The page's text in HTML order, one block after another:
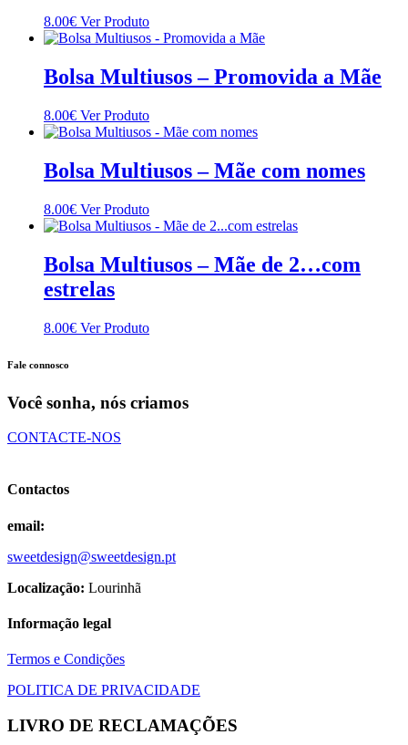
8.00€ Ver ProdutoThis
product
multiple
variants.
options
may
chosen
on
product
page
Bolsa Multiusos – Promovida a Mãe
8.00€ Ver ProdutoThis
product
multiple
variants.
options
may
chosen
on
page
Bolsa Multiusos – Mãe com nomes
8.00€ Ver ProdutoThis
product
multiple
variants.
be
product
Bolsa Multiusos – Mãe de 2…com
estrelas
8.00€ Ver ProdutoThis
The
Fale connosco
Você sonha, nós criamos
CONTACTE-NOS
Contactos
email:
sweetdesign@sweetdesign.pt
Localização: Lourinhã
Informação legal
Termos e Condições
POLITICA DE PRIVACIDADE
LIVRO DE RECLAMAÇÕES